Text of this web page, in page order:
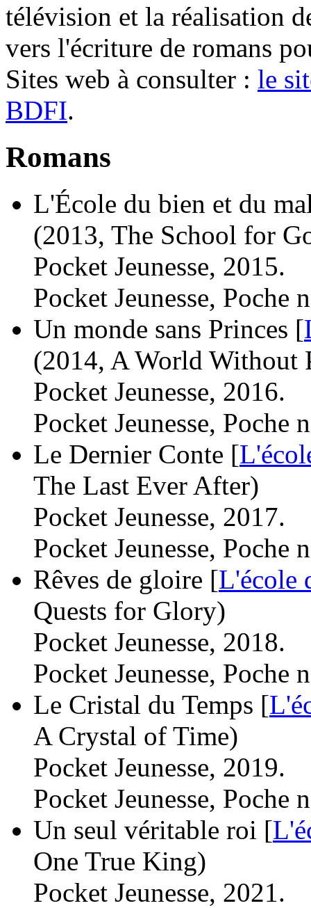
télévision et la réalisation
vers l'écriture de romans
Sites web à consulter : le
BDFI.
Romans
L'École du bien et du
(2013, The School for
Pocket Jeunesse, 2015.
Pocket Jeunesse, Poche
Un monde sans Princes [
(2014, A World Without
Pocket Jeunesse, 2016.
Pocket Jeunesse, Poche
Le Dernier Conte [
The Last Ever After)
Pocket Jeunesse, 2017.
Pocket Jeunesse, Poche
Rêves de gloire [L'école
Quests for Glory)
Pocket Jeunesse, 2018.
Pocket Jeunesse, Poche
Le Cristal du Temps [
A Crystal of Time)
Pocket Jeunesse, 2019.
Pocket Jeunesse, Poche
Un seul véritable roi [
One True King)
Pocket Jeunesse, 2021.